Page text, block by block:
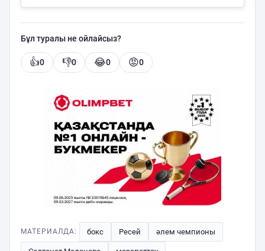
Бұл туралы не ойлайсыз?
👍0 👎0 😂0 😡0
МАТЕРИАЛДА: бокс Ресей әлем чемпионы